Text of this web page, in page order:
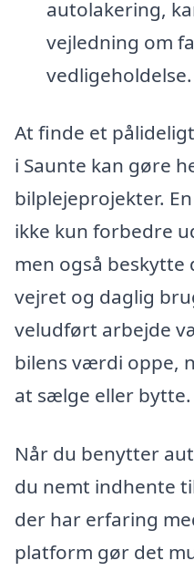
autolakering,
vejledning om
vedligeholdelse.
At finde et
i Saunte kan gøre
bilplejeprojekter.
ikke kun forbedre
men også beskytte
vejret og daglig
veludført arbejde
bilens værdi oppe,
at sælge eller bytte.
Når du benytter
du nemt indhente
der har erfaring
platform gør det